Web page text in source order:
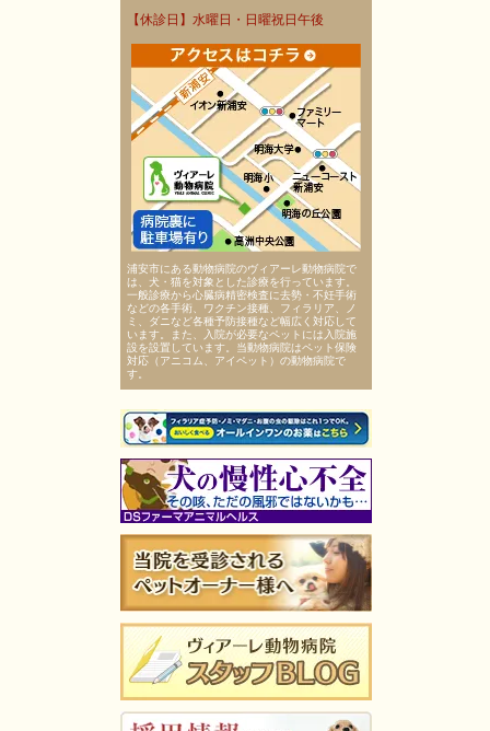
【休診日】水曜日・日曜祝日午後
浦安市にある動物病院のヴィアーレ動物病院で
は、犬・猫を対象とした診療を行っています。
一般診療から心臓病精密検査に去勢・不妊手術
などの各手術、ワクチン接種、フィラリア、ノ
ミ、ダニなど各種予防接種など幅広く対応して
います。また、入院が必要なペットには入院施
設を設置しています。当動物病院はペット保険
対応（アニコム、アイペット）の動物病院で
す。